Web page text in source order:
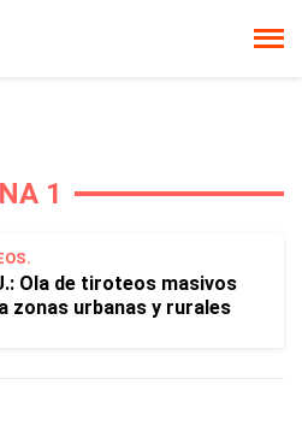
1
Ola de tiroteos masivos
zonas urbanas y rurales